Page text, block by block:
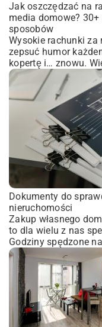
Jak oszczędzać na
media domowe?
sposobów
Wysokie rachunki
zepsuć humor
kopertę i… znowu.
Dokumenty do
nieruchomości
Zakup własnego
to dla wielu z nas
Godziny spędzone